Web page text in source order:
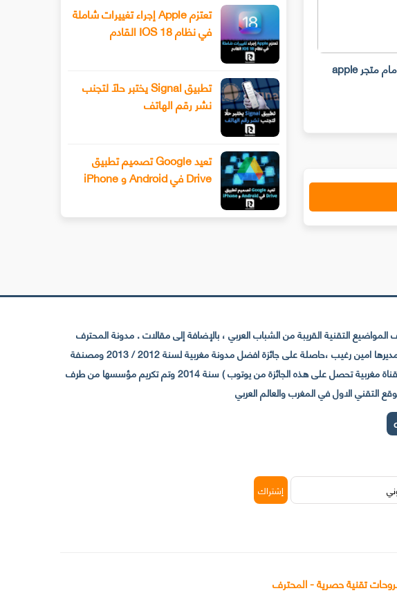
سرقة 300 جهازiPhone أمام متجر apple
تليفوتوغرافي الفيديو المتقدمة باستخدام وضع
تعتزم Apple إجراء تغييرات شاملة
في نظام IOS 18 القادم
تطبيق Signal يختبر حلًا لتجنب
نشر رقم الهاتف
تعيد Google تصميم تطبيق
Drive في Android و iPhone
التقنية القريبة من الشباب العربي ، بالإضافة إلى مقالات . مدونة المحترف
تأسست سنة 2009 حيث تستقطب الآن عدد كبير من الزوار من كافة ربوع الوطن العربي ، حيث ان مقرها الرئيسي بالمغرب و مديرها امين رغيب ،حاصلة على جائزة افضل مدونة مغربية لسنة 2012 / 2013 ومصنفة
ضمن افضل 10 مدونات عربية حسب المركز الدولي للصحفيين ICFJ سنة 2013 وحاصلة على الجائزة الفضية من يوتوب (اول قناة مغربية تحصل على هذه الجائزة من يوتوب ) سنة 2014 وتم تكريم مؤسسها من طرف
تقنية حصرية - المحترف